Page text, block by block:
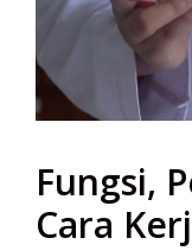
Fungsi,
Cara